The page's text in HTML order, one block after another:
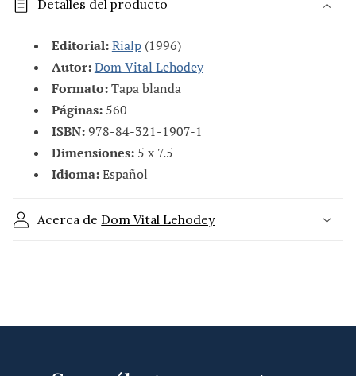
n
s
p
Detalles del producto
Editorial: Rialp(1996)
Autor: Dom Vital Lehodey
Formato:Tapa blanda
Páginas:560
ISBN:978-84-321-1907-1
Dimensiones:5 x 7.5
Idioma:Español
Acerca de Dom Vital Lehodey